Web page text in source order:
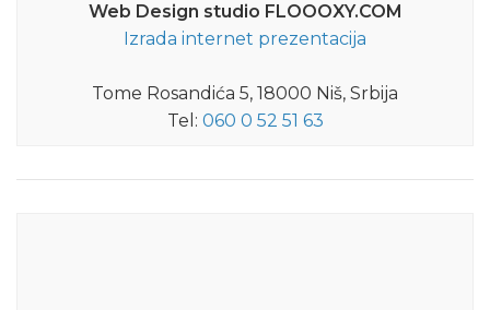
Web Design studio FLOOOXY.COM
Izrada internet prezentacija
Tome Rosandića 5, 18000 Niš, Srbija
Tel: 060 0 52 51 63